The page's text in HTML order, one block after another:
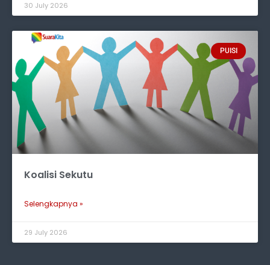
30 July 2026
PUISI
Koalisi Sekutu
Selengkapnya »
29 July 2026